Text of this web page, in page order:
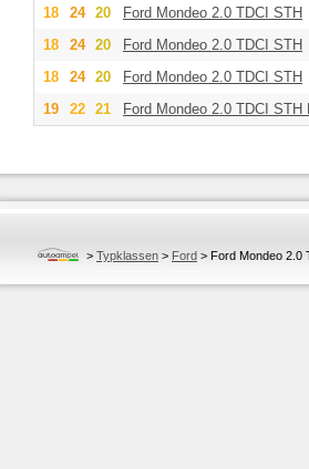
18
24 20 Ford Mondeo 2.0 TDCI STH
18
24 20 Ford Mondeo 2.0 TDCI STH
18
24 20 Ford Mondeo 2.0 TDCI STH
19
22 21 Ford Mondeo 2.0 TDCI STH
> Typklassen > Ford > Ford Mondeo 2.0